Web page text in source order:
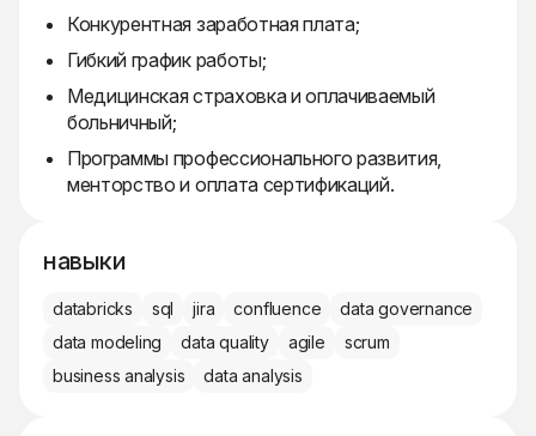
Конкурентная заработная плата;
Гибкий график работы;
Медицинская страховка и оплачиваемый
больничный;
Программы профессионального развития,
менторство и оплата сертификаций.
навыки
databricks sql jira confluence
data governance
data modeling
data quality agile
scrum
business analysis
data analysis